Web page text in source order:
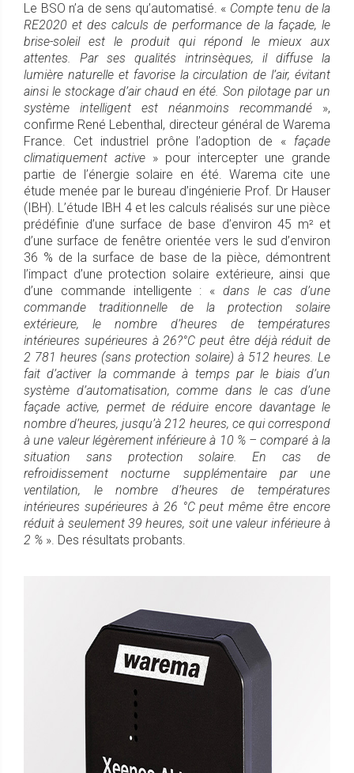
Le BSO n’a de sens qu’automatisé. « Compte tenu de la
RE2020 et des calculs de performance de la façade, le
brise-soleil est le produit qui répond le mieux aux
attentes. Par ses qualités intrinsèques, il diffuse la
lumière naturelle et favorise la circulation de l’air, évitant
ainsi le stockage d’air chaud en été. Son pilotage par un
système intelligent est néanmoins recommandé »,
confirme René Lebenthal, directeur général de Warema
France. Cet industriel prône l’adoption de « façade
climatiquement active » pour intercepter une grande
partie de l’énergie solaire en été. Warema cite une
étude menée par le bureau d’ingénierie Prof. Dr Hauser
(IBH). L’étude IBH 4 et les calculs réalisés sur une pièce
prédéfinie d’une surface de base d’environ 45 m² et
d’une surface de fenêtre orientée vers le sud d’environ
36 % de la surface de base de la pièce, démontrent
l’impact d’une protection solaire extérieure, ainsi que
d’une commande intelligente : « dans le cas d’une
commande traditionnelle de la protection solaire
extérieure, le nombre d’heures de températures
intérieures supérieures à 26?°C peut être déjà réduit de
2 781 heures (sans protection solaire) à 512 heures. Le
fait d’activer la commande à temps par le biais d’un
système d’automatisation, comme dans le cas d’une
façade active, permet de réduire encore davantage le
nombre d’heures, jusqu’à 212 heures, ce qui correspond
à une valeur légèrement inférieure à 10 % – comparé à la
situation sans protection solaire. En cas de
refroidissement nocturne supplémentaire par une
ventilation, le nombre d’heures de températures
intérieures supérieures à 26 °C peut même être encore
réduit à seulement 39 heures, soit une valeur inférieure à
2 % ». Des résultats probants.